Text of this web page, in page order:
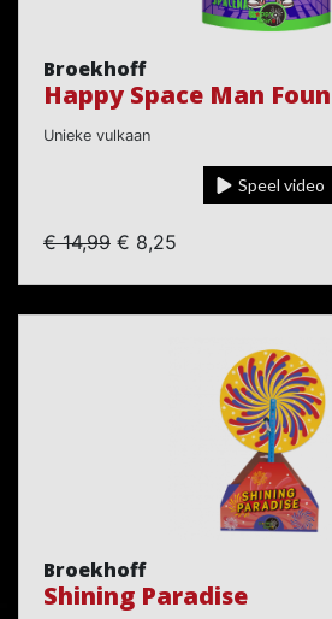
Broekhoff
Happy Space Man
Unieke vulkaan
Speel video
€ 14,99 € 8,25
Broekhoff
Shining Paradise